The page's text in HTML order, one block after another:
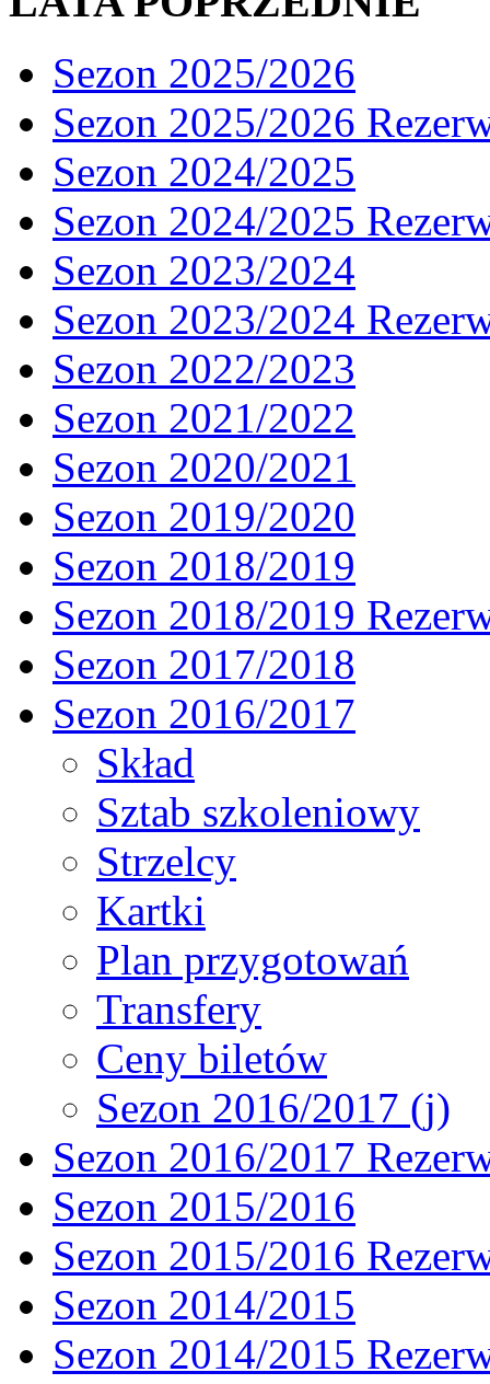
Sezon 2025/2026
Sezon 2025/2026
Sezon 2024/2025
Sezon 2024/2025
Sezon 2023/2024
Sezon 2023/2024
Sezon 2022/2023
Sezon 2021/2022
Sezon 2020/2021
Sezon 2019/2020
Sezon 2018/2019
Sezon 2018/2019
Sezon 2017/2018
Sezon 2016/2017
Skład
Sztab szkoleniowy
Strzelcy
Kartki
Plan przygotowań
Transfery
Ceny biletów
Sezon 2016/2017 (j)
Sezon 2016/2017
Sezon 2015/2016
Sezon 2015/2016
Sezon 2014/2015
Sezon 2014/2015